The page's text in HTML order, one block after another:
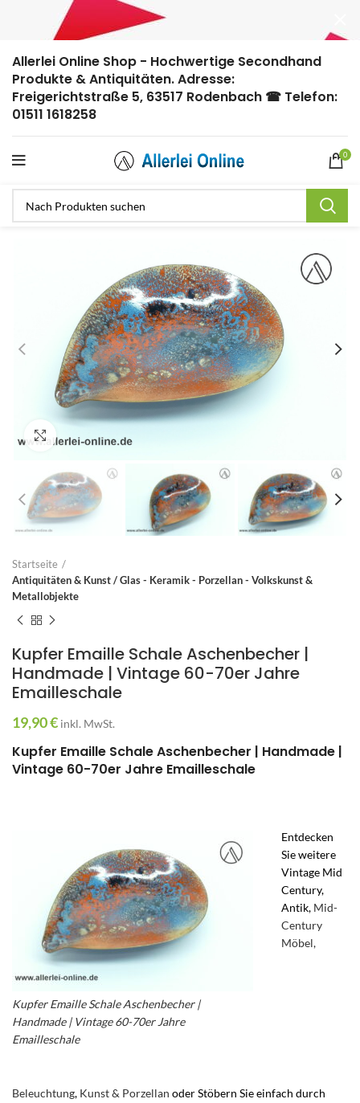
Allerlei Online Shop - Hochwertige Secondhand
Produkte & Antiquitäten. Adresse:
Freigerichtstraße 5, 63517 Rodenbach ☎ Telefon:
01511 1618258
0
Zum Vergrößern anklicken
Startseite
Antiquitäten & Kunst / Glas - Keramik - Porzellan - Volkskunst &
Metallobjekte
Kupfer Emaille Schale Aschenbecher |
Handmade | Vintage 60-70er Jahre
Emailleschale
19,90€ inkl. MwSt.
Kupfer Emaille Schale Aschenbecher | Handmade |
Vintage 60-70er Jahre Emailleschale
Kupfer Emaille Schale Aschenbecher |
Handmade | Vintage 60-70er Jahre
Emailleschale
Entdecken
Sie weitere
Vintage Mid
Century,
Antik, Mid-
Century
Möbel,
Beleuchtung, Kunst & Porzellan oder Stöbern Sie einfach durch